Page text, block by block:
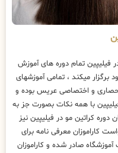
فیلیپین تمام دوره های آموزش
برگزار میکند ، تمامی آموزشهای
و اختصاصی عریس بوده و
با همه نکات بصورت جز به
کراتین مو در فیلیپین نیز
کاراموزان معرفی نامه برای
صادر شده و کاراموزان